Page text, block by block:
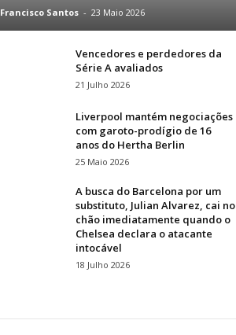
Francisco Santos - 23 Maio 2026
Vencedores e perdedores da
Série A avaliados
21 Julho 2026
Liverpool mantém negociações
com garoto-prodígio de 16
anos do Hertha Berlin
25 Maio 2026
A busca do Barcelona por um
substituto, Julian Alvarez, cai no
chão imediatamente quando o
Chelsea declara o atacante
intocável
18 Julho 2026